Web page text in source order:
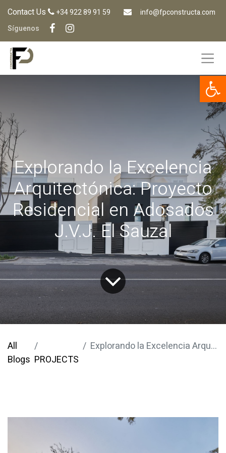
Contact Us +34 922 89 91 59
info@fpconstructa.com
Síguenos
Explorando la Excelencia
Arquitectónica: Proyecto
Residencial en Adosados
J.V.J. El Sauzal
All
Blogs PROJECTS
Explorando la Excelencia Arquitectónica: Proyecto Residencial en Adosados J.V.J. El Sauzal